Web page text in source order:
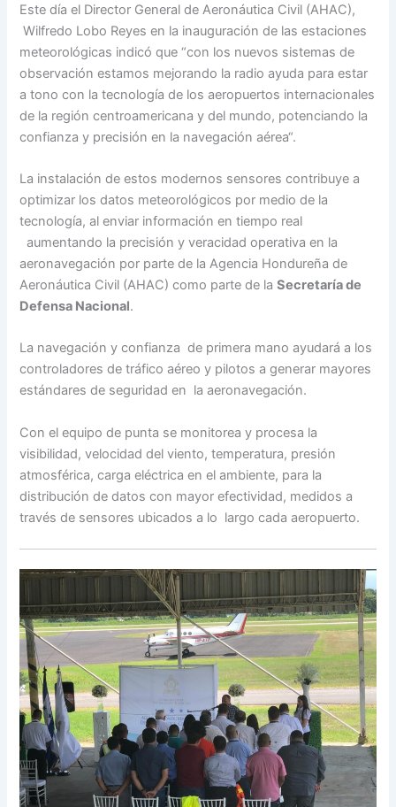
Este día el Director General de Aeronáutica Civil (AHAC),
Wilfredo Lobo Reyes en la inauguración de las estaciones
meteorológicas indicó que “con los nuevos sistemas de
observación estamos mejorando la radio ayuda para estar
a tono con la tecnología de los aeropuertos internacionales
de la región centroamericana y del mundo, potenciando la
confianza y precisión en la navegación aérea“.
La instalación de estos modernos sensores contribuye a
optimizar los datos meteorológicos por medio de la
tecnología, al enviar información en tiempo real
aumentando la precisión y veracidad operativa en la
aeronavegación por parte de la Agencia Hondureña de
Aeronáutica Civil (AHAC) como parte de laSecretaría de
Defensa Nacional.
La navegación y confianza de primera mano ayudará a los
controladores de tráfico aéreo y pilotos a generar mayores
estándares de seguridad en la aeronavegación.
Con el equipo de punta se monitorea y procesa la
visibilidad, velocidad del viento, temperatura, presión
atmosférica, carga eléctrica en el ambiente, para la
distribución de datos con mayor efectividad, medidos a
través de sensores ubicados a lo largo cada aeropuerto.